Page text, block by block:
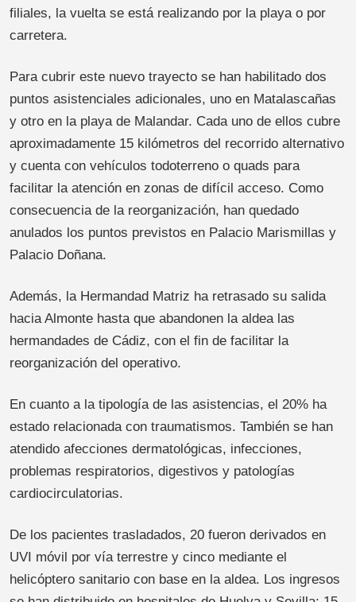
filiales, la vuelta se está realizando por la playa o por
carretera.
Para cubrir este nuevo trayecto se han habilitado dos
puntos asistenciales adicionales, uno en Matalascañas
y otro en la playa de Malandar. Cada uno de ellos cubre
aproximadamente 15 kilómetros del recorrido alternativo
y cuenta con vehículos todoterreno o quads para
facilitar la atención en zonas de difícil acceso. Como
consecuencia de la reorganización, han quedado
anulados los puntos previstos en Palacio Marismillas y
Palacio Doñana.
Además, la Hermandad Matriz ha retrasado su salida
hacia Almonte hasta que abandonen la aldea las
hermandades de Cádiz, con el fin de facilitar la
reorganización del operativo.
En cuanto a la tipología de las asistencias, el 20% ha
estado relacionada con traumatismos. También se han
atendido afecciones dermatológicas, infecciones,
problemas respiratorios, digestivos y patologías
cardiocirculatorias.
De los pacientes trasladados, 20 fueron derivados en
UVI móvil por vía terrestre y cinco mediante el
helicóptero sanitario con base en la aldea. Los ingresos